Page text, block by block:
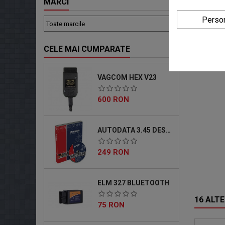
CELE MAI CUMPARATE
VAGCOM HEX V23
Pret
600 RON
AUTODATA 3.45 DESCARCABIL
Pret
249 RON
ELM 327 BLUETOOTH
Pret
75 RON
16